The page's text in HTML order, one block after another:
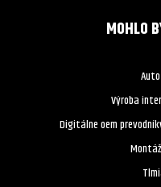
MOHLO
Výroba
Digitálne oem